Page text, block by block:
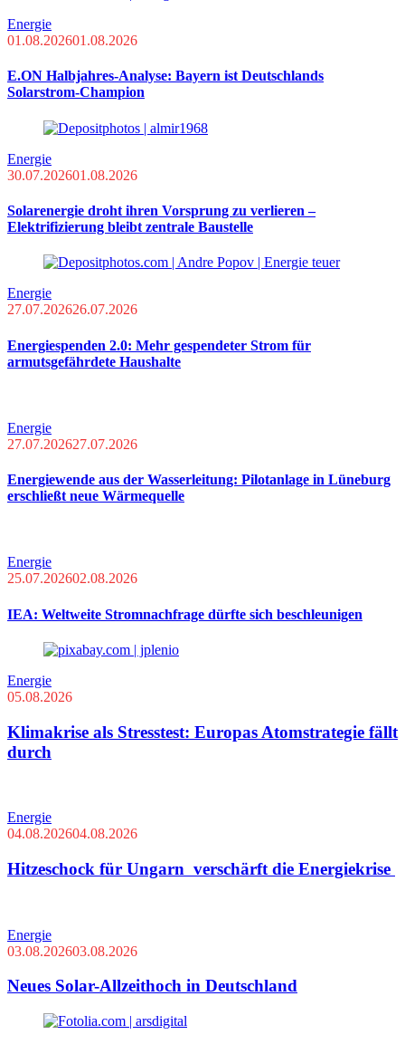
Energie
01.08.202601.08.2026
E.ON Halbjahres-Analyse: Bayern ist Deutschlands
Solarstrom-Champion
Energie
30.07.202601.08.2026
Solarenergie droht ihren Vorsprung zu verlieren –
Elektrifizierung bleibt zentrale Baustelle
Energie
27.07.202626.07.2026
Energiespenden 2.0: Mehr gespendeter Strom für
armutsgefährdete Haushalte
Energie
27.07.202627.07.2026
Energiewende aus der Wasserleitung: Pilotanlage in Lüneburg
erschließt neue Wärmequelle
Energie
25.07.202602.08.2026
IEA: Weltweite Stromnachfrage dürfte sich beschleunigen
Energie
05.08.2026
Klimakrise als Stresstest: Europas Atomstrategie fällt
durch
Energie
04.08.202604.08.2026
Hitzeschock für Ungarn verschärft die Energiekrise
Energie
03.08.202603.08.2026
Neues Solar-Allzeithoch in Deutschland